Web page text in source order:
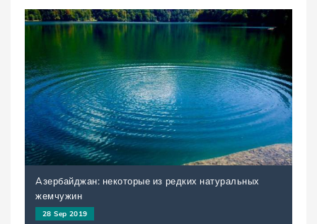
Aзербайджан: некоторые из редких натуральных
жемчужин
28 Sep 2019